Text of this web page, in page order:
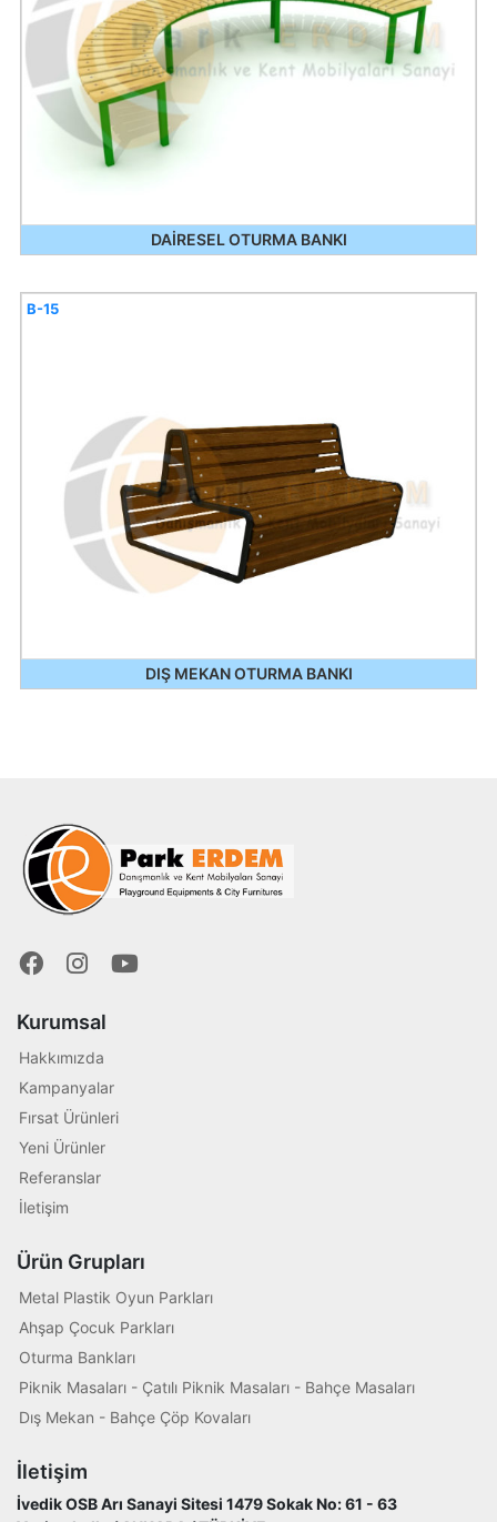
DAİRESEL OTURMA BANKI
DIŞ MEKAN OTURMA BANKI
B-15
Kurumsal
Hakkımızda
Kampanyalar
Fırsat Ürünleri
Yeni Ürünler
Referanslar
İletişim
Ürün Grupları
Metal Plastik Oyun Parkları
Ahşap Çocuk Parkları
Oturma Bankları
Piknik Masaları - Çatılı Piknik Masaları - Bahçe Masaları
Dış Mekan - Bahçe Çöp Kovaları
İletişim
İvedik OSB Arı Sanayi Sitesi 1479 Sokak No: 61 - 63